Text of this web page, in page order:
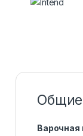
Общие
Варочная